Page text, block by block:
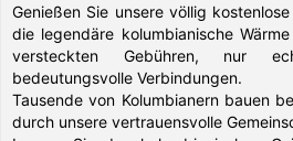
Genießen Sie unsere völlig
die legendäre kolumbianische
versteckten Gebühren, nur
bedeutungsvolle Verbindungen.
Tausende von Kolumbianern bauen
durch unsere vertrauensvolle